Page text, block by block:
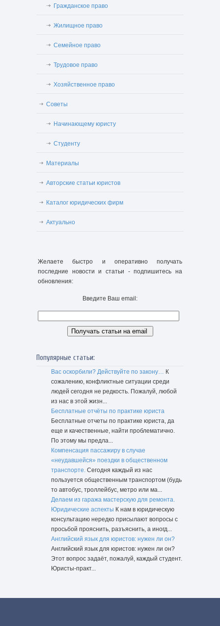
Гражданское право
Жилищное право
Семейное право
Трудовое право
Хозяйственное право
Советы
Начинающему юристу
Студенту
Материалы
Авторские статьи юристов
Каталог юридических фирм
Актуально
Желаете быстро и оперативно получать
последние новости и статьи - подпишитесь на
обновления:
Введите Ваш email:
Популярные статьи:
Вас оскорбили? Действуйте по закону… К
сожалению, конфликтные ситуации среди
людей сегодня не редкость. Пожалуй, любой
из нас в этой жизн...
Бесплатные отчёты по практике юриста
Бесплатные отчеты по практике юриста, да
еще и качественные, найти проблематично.
По этому мы предла...
Компенсация пассажиру в случае
«неудавшейся» поездки в общественном
транспорте. Сегодня каждый из нас
пользуется общественным транспортом (будь
то автобус, троллейбус, метро или ма...
Делаем из гаража мастерскую для ремонта.
Юридические аспекты К нам в юридическую
консультацию нередко присылают вопросы с
просьбой прояснить, разъяснить, а иногд...
Английский язык для юристов: нужен ли он?
Английский язык для юристов: нужен ли он?
Этот вопрос задаёт, пожалуй, каждый студент.
Юристы-практ...